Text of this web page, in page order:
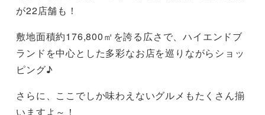
が22店舗も！
敷地面積約176,800㎡を誇る広さで、ハイエンドブ
ランドを中心とした多彩なお店を巡りながらショッ
ピング♪
さらに、ここでしか味わえないグルメもたくさん揃
いますよ～！